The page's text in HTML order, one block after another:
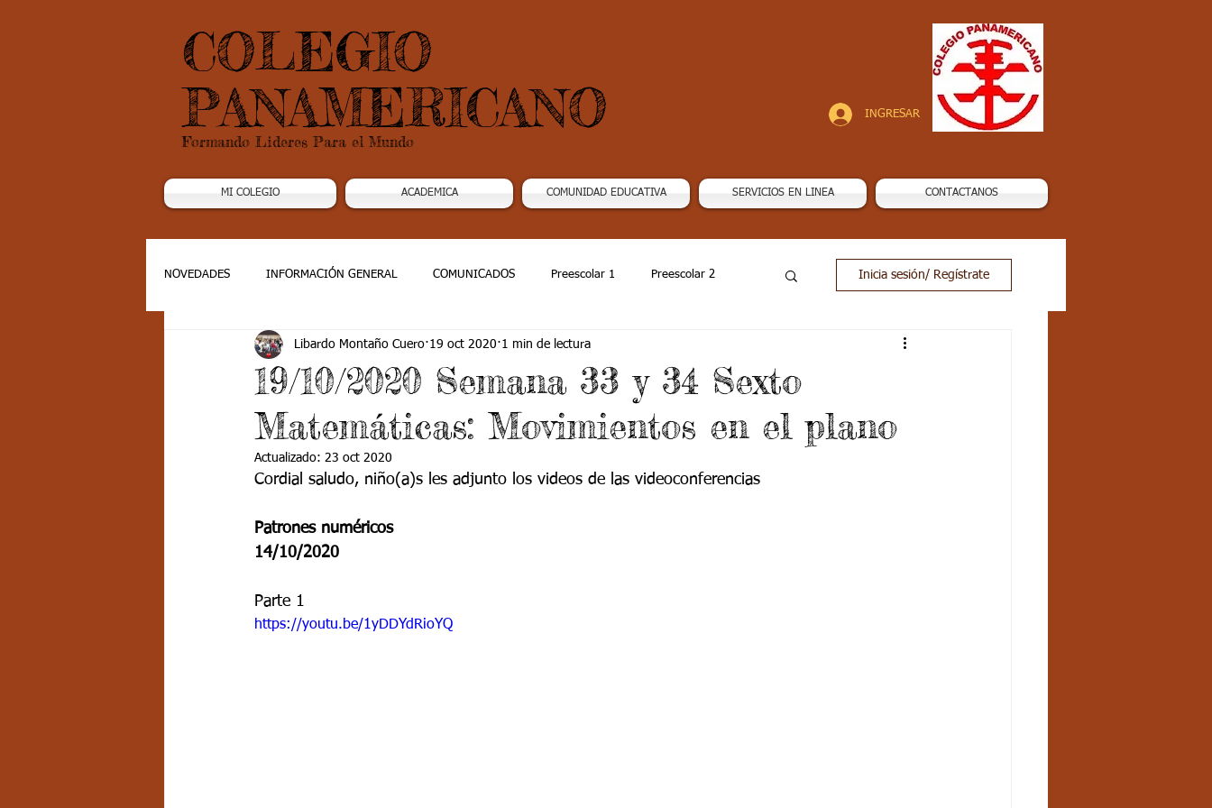
COLEGIO
PANAMERICANO
Formando Lideres Para el Mundo
INGRESAR
MI COLEGIO ACADEMICA COMUNIDAD EDUCATIVA SERVICIOS EN LINEA CONTACTANOS
NOVEDADES INFORMACIÓN GENERAL COMUNICADOS Preescolar 1 Preescolar 2
Grado 2 Grado 3 Grado 4 Grado 5 Grado 6
Grado 8 Grado 9 Grado 10 Grado 11
PSICOLOGÍA INSTITUCIONAL DEPORTES
FORMACIÓN POR CICLOS
Inicia sesión/ Regístrate
19/10/2020 Semana 33 y 34 Sexto
Matemáticas: Movimientos en el plano
Libardo Montaño Cuero 19 oct 2020 1 min de lectura
Actualizado: 23 oct 2020
Cordial saludo, niño(a)s les adjunto los videos de las videoconferencias
Patrones numéricos
14/10/2020
Parte 1
https://youtu.be/1yDDYdRioYQ